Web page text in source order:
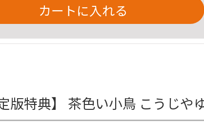
カートに入れる
版特典】 茶色い小鳥 こうじ